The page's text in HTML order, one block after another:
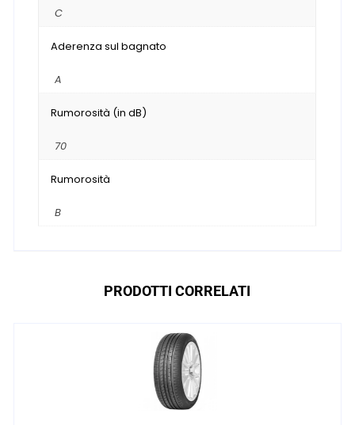
C
Aderenza sul bagnato
A
Rumorosità (in dB)
70
Rumorosità
B
PRODOTTI CORRELATI